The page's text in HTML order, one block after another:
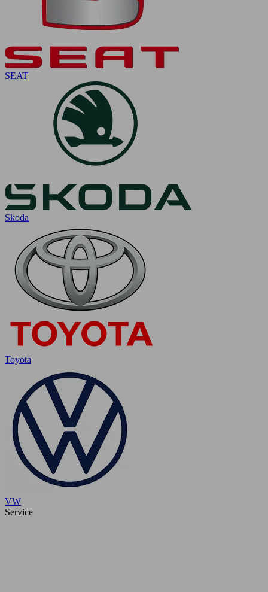
SEAT
Skoda
Toyota
VW
Service